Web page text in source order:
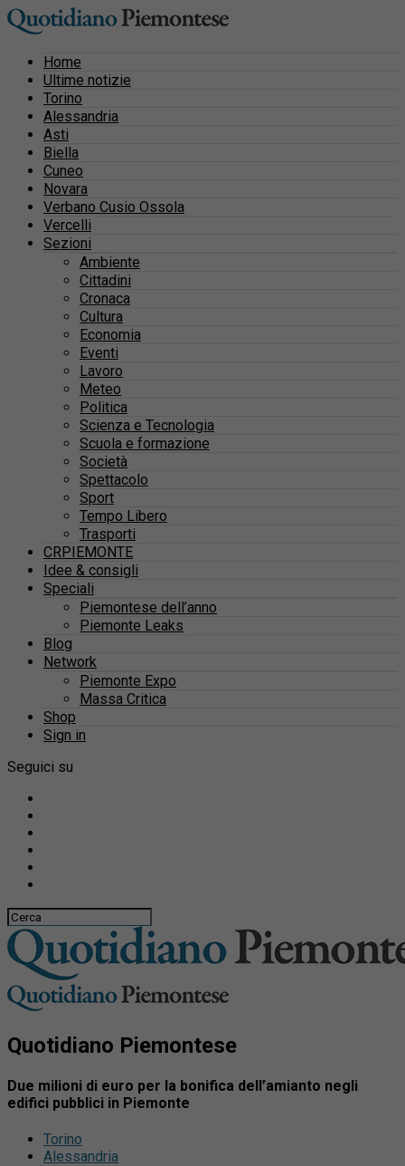
Home
Ultime notizie
Torino
Alessandria
Asti
Biella
Cuneo
Novara
Verbano Cusio Ossola
Vercelli
Sezioni
Ambiente
Cittadini
Cronaca
Cultura
Economia
Eventi
Lavoro
Meteo
Politica
Scienza e Tecnologia
Scuola e formazione
Società
Spettacolo
Sport
Tempo Libero
Trasporti
CRPIEMONTE
Idee & consigli
Speciali
Piemontese dell’anno
Piemonte Leaks
Blog
Network
Piemonte Expo
Massa Critica
Shop
Sign in
Seguici su
Quotidiano Piemontese
Due milioni di euro per la bonifica dell’amianto negli
edifici pubblici in Piemonte
Torino
Alessandria